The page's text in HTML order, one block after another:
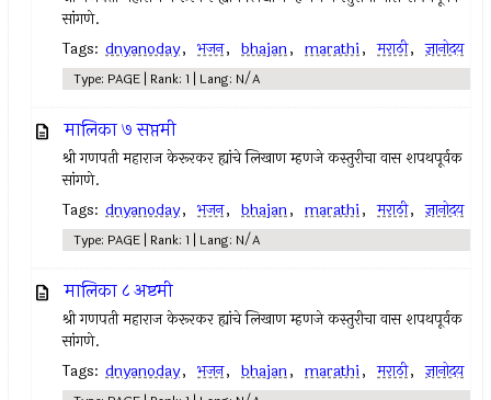
सांगणे.
Tags: dnyanoday, भजन, bhajan, marathi, मराठी, ज्ञानोदय
Type: PAGE | Rank: 1 | Lang: N/A
मालिका ७ सप्तमी
श्री गणपती महाराज केरूरकर ह्यांचे लिखाण म्हणजे कस्तुरीचा वास शपथपूर्वक
सांगणे.
Tags: dnyanoday, भजन, bhajan, marathi, मराठी, ज्ञानोदय
Type: PAGE | Rank: 1 | Lang: N/A
मालिका ८ अष्टमी
श्री गणपती महाराज केरूरकर ह्यांचे लिखाण म्हणजे कस्तुरीचा वास शपथपूर्वक
सांगणे.
Tags: dnyanoday, भजन, bhajan, marathi, मराठी, ज्ञानोदय